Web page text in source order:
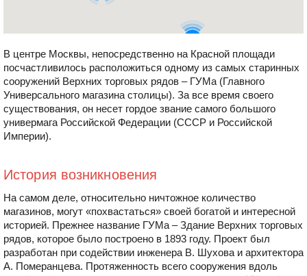
В центре Москвы, непосредственно на Красной площади
посчастливилось расположиться одному из самых старинных
сооружений Верхних торговых рядов – ГУМа (Главного
Универсального магазина столицы). За все время своего
существования, он несет гордое звание самого большого
универмага Российской Федерации (СССР и Российской
Империи).
История возникновения
На самом деле, относительно ничтожное количество
магазинов, могут «похвастаться» своей богатой и интересной
историей. Прежнее название ГУМа – Здание Верхних торговых
рядов, которое было построено в 1893 году. Проект был
разработан при содействии инженера В. Шухова и архитектора
А. Померанцева. Протяженность всего сооружения вдоль